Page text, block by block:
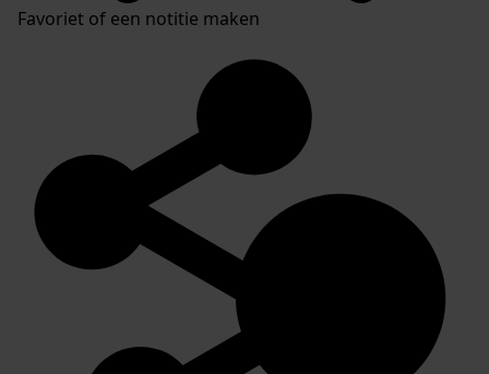
Favoriet of een notitie maken